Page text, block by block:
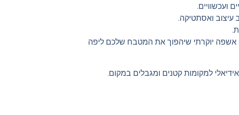
ועכשוויים.
ואסתטיקה.
אשפה יוקרתי שיהפוך את המטבח שלכם ליפה
למקומות קטנים ומגבלים במקום.